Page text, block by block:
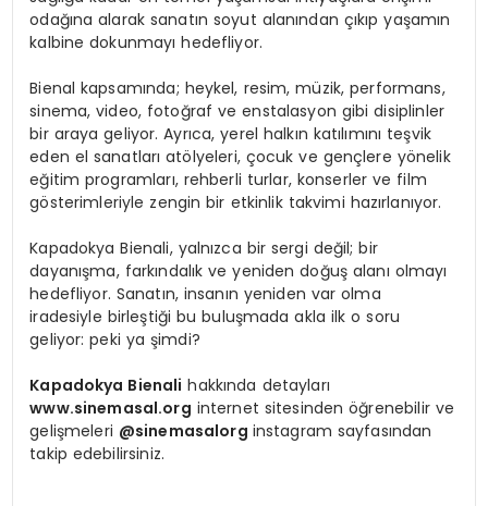
odağına alarak sanatın soyut alanından çıkıp yaşamın
kalbine dokunmayı hedefliyor.
Bienal kapsamında; heykel, resim, müzik, performans,
sinema, video, fotoğraf ve enstalasyon gibi disiplinler
bir araya geliyor. Ayrıca, yerel halkın katılımını teşvik
eden el sanatları atölyeleri, çocuk ve gençlere yönelik
eğitim programları, rehberli turlar, konserler ve film
gösterimleriyle zengin bir etkinlik takvimi hazırlanıyor.
Kapadokya Bienali, yalnızca bir sergi değil; bir
dayanışma, farkındalık ve yeniden doğuş alanı olmayı
hedefliyor. Sanatın, insanın yeniden var olma
iradesiyle birleştiği bu buluşmada akla ilk o soru
geliyor: peki ya şimdi?
Kapadokya Bienali hakkında detayları
www.sinemasal.org internet sitesinden öğrenebilir ve
gelişmeleri @sinemasalorg instagram sayfasından
takip edebilirsiniz.